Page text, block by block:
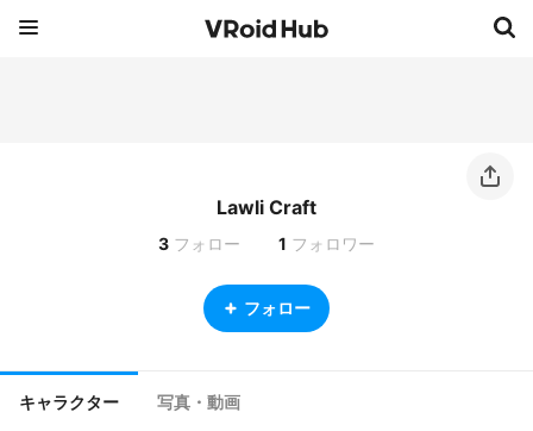
Lawli Craft
3 フォロー 1 フォロワー
フォロー
キャラクター 写真・動画